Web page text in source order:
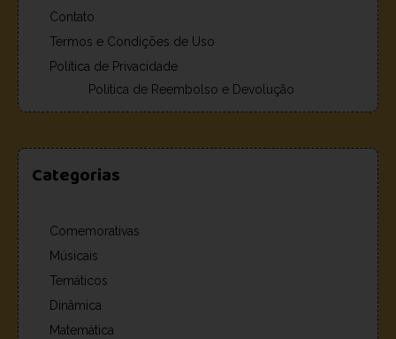
Contato
Termos e Condições de Uso
Política de Privacidade
Política de Reembolso e Devolução
Categorias
Comemorativas
Músicais
Temáticos
Dinâmica
Matemática